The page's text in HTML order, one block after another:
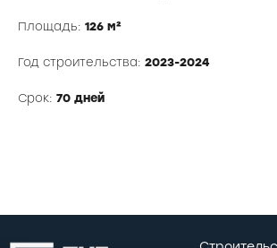
Площадь: 126 м²
Год строительства: 2023-2024
Срок: 70 дней
домов и коттеджей под ключ
Политика